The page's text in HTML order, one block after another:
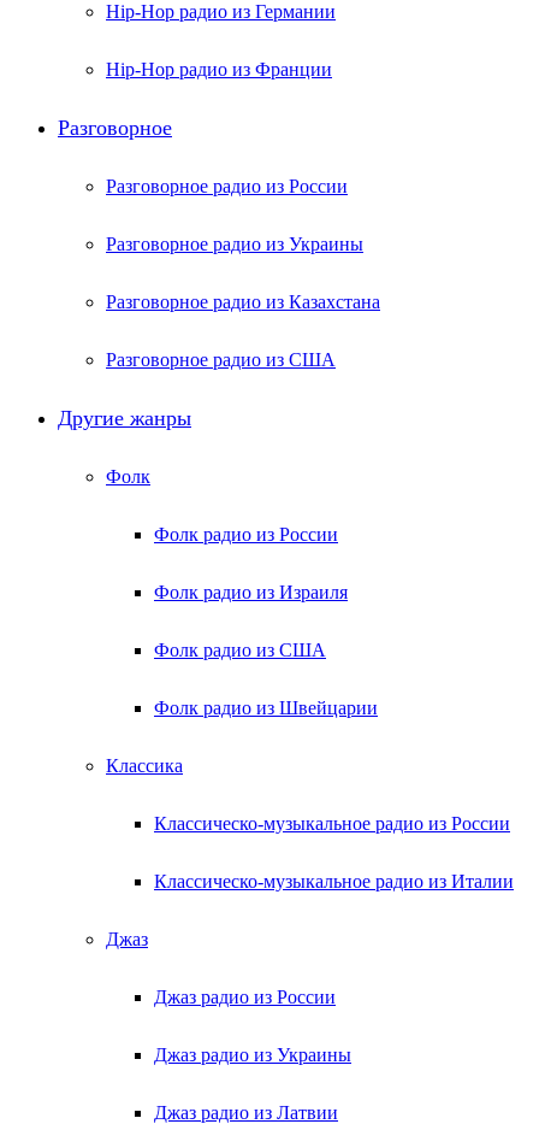
Hip-Hop радио из Германии
Hip-Hop радио из Франции
Разговорное
Разговорное радио из России
Разговорное радио из Украины
Разговорное радио из Казахстана
Разговорное радио из США
Другие жанры
Фолк
Фолк радио из России
Фолк радио из Израиля
Фолк радио из США
Фолк радио из Швейцарии
Классика
Классическо-музыкальное радио из России
Классическо-музыкальное радио из Италии
Джаз
Джаз радио из России
Джаз радио из Украины
Джаз радио из Латвии